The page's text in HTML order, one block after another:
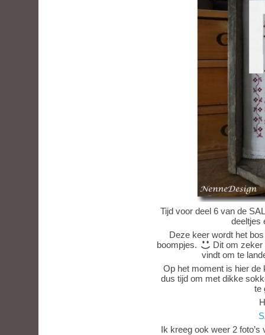
Tijd voor deel 6 van de
deeltjes
Deze keer wordt het
boompjes.
Dit om zeker
vindt om te
Op het moment is hier de
dus tijd om met dikke
te
Ik kreeg ook weer 2